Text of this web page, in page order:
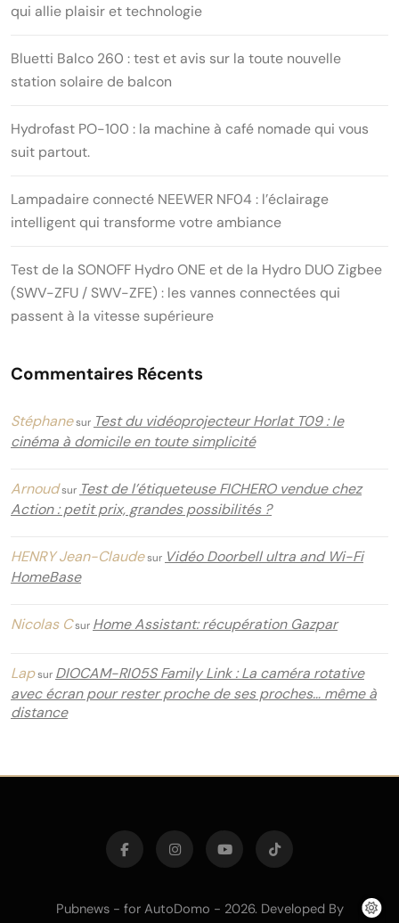
qui allie plaisir et technologie
Bluetti Balco 260 : test et avis sur la toute nouvelle
station solaire de balcon
Hydrofast PO-100 : la machine à café nomade qui vous
suit partout.
Lampadaire connecté NEEWER NF04 : l’éclairage
intelligent qui transforme votre ambiance
Test de la SONOFF Hydro ONE et de la Hydro DUO Zigbee
(SWV-ZFU / SWV-ZFE) : les vannes connectées qui
passent à la vitesse supérieure
Commentaires Récents
Stéphanesur Test du vidéoprojecteur Horlat T09 : le
cinéma à domicile en toute simplicité
Arnoudsur Test de l’étiqueteuse FICHERO vendue chez
Action : petit prix, grandes possibilités ?
HENRY Jean-Claudesur Vidéo Doorbell ultra and Wi-Fi
HomeBase
Nicolas Csur Home Assistant: récupération Gazpar
Lapsur DIOCAM-RI05S Family Link : La caméra rotative
avec écran pour rester proche de ses proches… même à
distance
Pubnews - for AutoDomo - 2026. Developed By